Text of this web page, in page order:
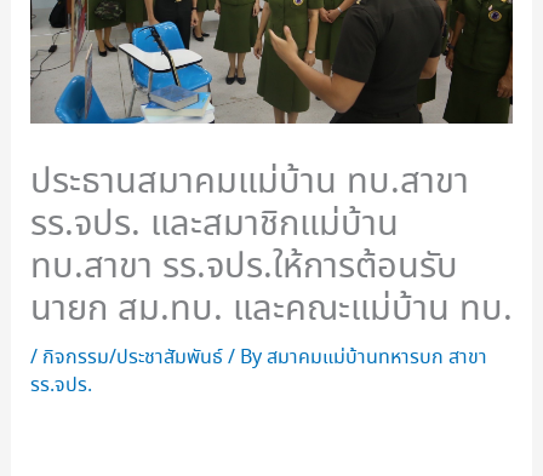
ประธานสมาคมแม่บ้าน ทบ.สาขา
รร.จปร. และสมาชิกแม่บ้าน
ทบ.สาขา รร.จปร.ให้การต้อนรับ
นายก สม.ทบ. และคณะแม่บ้าน ทบ.
/ กิจกรรม/ประชาสัมพันธ์/ Byสมาคมแม่บ้านทหารบก สาขา
รร.จปร.